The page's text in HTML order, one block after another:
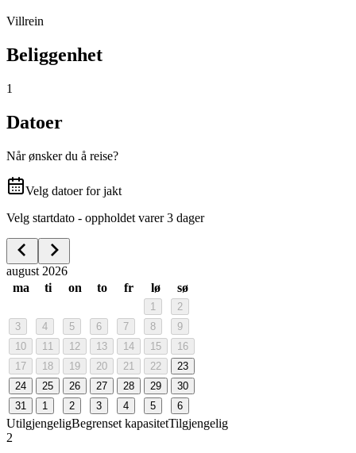
Villrein
Beliggenhet
1
Datoer
Når ønsker du å reise?
Velg datoer for jakt
Velg startdato - oppholdet varer 3 dager
august 2026
ma
ti on to fr lø sø
1
2
3
4 5 6 7 8
9
10
11 12 13 14 15
16
17
18 19 20 21 22
23
24
25 26 27 28 29
30
31
1 2 3 4 5 6
UtilgjengeligBegrenset kapasitetTilgjengelig
2